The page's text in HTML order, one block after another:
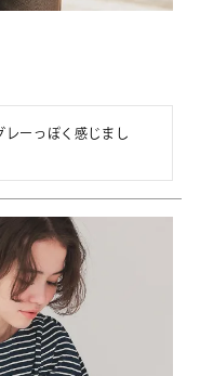
レーっぽく感じまし